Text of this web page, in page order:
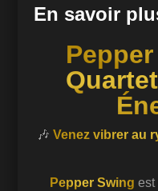
En savoir
🎶 Venez vibrer au
Pepper Swing est